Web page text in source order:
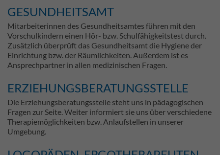
GESUNDHEITSAMT
Mitarbeiterinnen des Gesundheitsamtes führen mit den
Vorschulkindern einen Hör- bzw. Schulfähigkeitstest durch.
Zusätzlich überprüft das Gesundheitsamt die Hygiene der
Einrichtung bzw. der Räumlichkeiten. Außerdem ist es
Ansprechpartner in allen medizinischen Fragen.
ERZIEHUNGSBERATUNGSSTELLE
Die Erziehungsberatungsstelle steht uns in pädagogischen
Fragen zur Seite. Weiter informiert sie uns über verschiedene
Therapiemöglichkeiten bzw. Anlaufstellen in unserer
Umgebung.